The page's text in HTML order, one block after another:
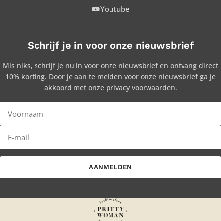
Youtube
Schrijf je in voor onze nieuwsbrief
Mis niks, schrijf je nu in voor onze nieuwsbrief en ontvang direct
10% korting. Door je aan te melden voor onze nieuwsbrief ga je
akkoord met onze privacy voorwaarden.
AANMELDEN